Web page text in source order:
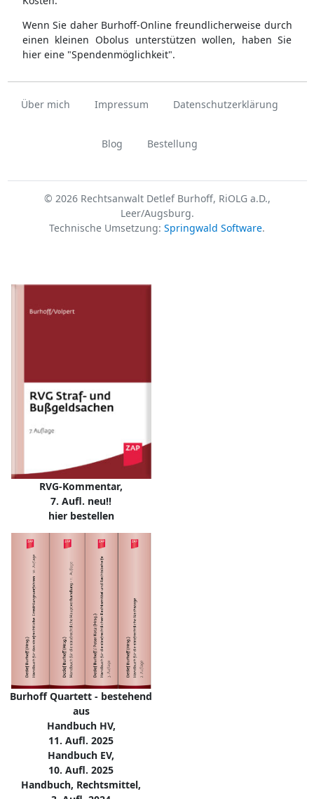
Wenn Sie daher Burhoff-Online freundlicherweise durch
einen kleinen Obolus unterstützen wollen, haben Sie
hier eine "Spendenmöglichkeit".
Über mich Impressum Datenschutzerklärung
Blog Bestellung
© 2026 Rechtsanwalt Detlef Burhoff, RiOLG a.D.,
Leer/Augsburg.
Technische Umsetzung: Springwald Software.
RVG-Kommentar,
7. Aufl. neu!!
hier bestellen
Burhoff Quartett - bestehend
aus
Handbuch HV,
11. Aufl. 2025
Handbuch EV,
10. Aufl. 2025
Handbuch, Rechtsmittel,